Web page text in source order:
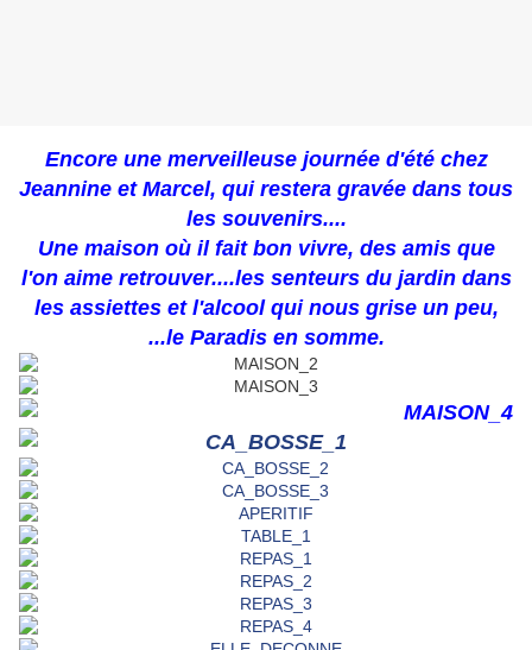
Encore une merveilleuse journée d'été chez
Jeannine et Marcel, qui restera gravée dans tous
les souvenirs....
Une maison où il fait bon vivre, des amis que
l'on aime retrouver....les senteurs du jardin dans
les assiettes et l'alcool qui nous grise un peu,
...le Paradis en somme.